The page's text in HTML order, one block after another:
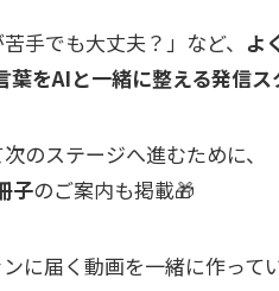
手でも大丈夫？」など、 よ
葉をAIと一緒に整える発信ス
のステージへ進むために、
子のご案内も掲載🎁
に届く動画を一緒に作って